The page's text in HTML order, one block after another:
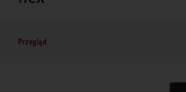
Przegląd